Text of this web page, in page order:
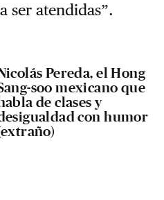
ser atendidas”.
Pereda, el Hong
soo mexicano que
de clases y
con humor